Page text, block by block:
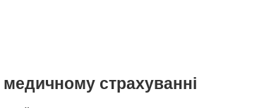
страхуванні